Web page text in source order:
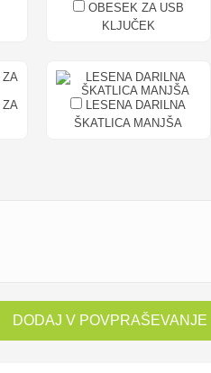
OBESEK ZA USB
KLJUČEK
ZA
LESENA DARILNA
ŠKATLICA MANJŠA
DODAJ V POVPRAŠEVANJE